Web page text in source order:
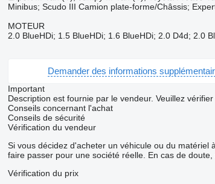
Minibus; Scudo III Camion plate-forme/Châssis;
MOTEUR
2.0 BlueHDi; 1.5 BlueHDi; 1.6 BlueHDi; 2.0 D4d; 2.0
Demander des informations
Important
Description est fournie par le vendeur. Veuillez
Conseils concernant l'achat
Conseils de sécurité
Vérification du vendeur
Si vous décidez d'acheter un véhicule ou du
faire passer pour une société réelle. En cas de
Vérification du prix